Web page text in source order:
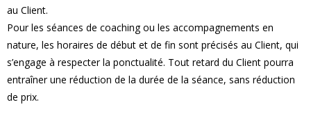
au Client.
Pour les séances de coaching ou les accompagnements en
nature, les horaires de début et de fin sont précisés au Client, qui
s’engage à respecter la ponctualité. Tout retard du Client pourra
entraîner une réduction de la durée de la séance, sans réduction
de prix.